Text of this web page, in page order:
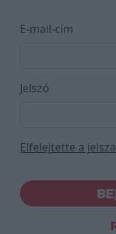
E-mail-cím
Jelszó
Elfelejtette a